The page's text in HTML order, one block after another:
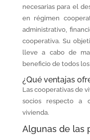
necesarias para el
en régimen
administrativo,
cooperativa. Su
lleve a cabo de
beneficio de todos
¿Qué ventajas
Las cooperativas de
socios respecto a
vivienda.
Algunas de las